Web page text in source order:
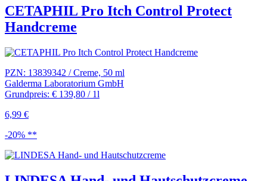
CETAPHIL Pro Itch Control Protect
Handcreme
PZN: 13839342 / Creme, 50 ml
Galderma Laboratorium GmbH
Grundpreis: € 139,80 / 1l
6,99 €
-20% **